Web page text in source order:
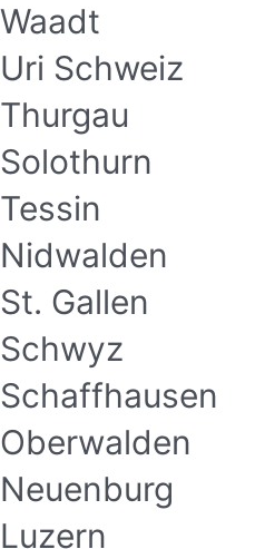
Waadt
Uri Schweiz
Thurgau
Solothurn
Tessin
Nidwalden
St. Gallen
Schwyz
Schaffhausen
Oberwalden
Neuenburg
Luzern